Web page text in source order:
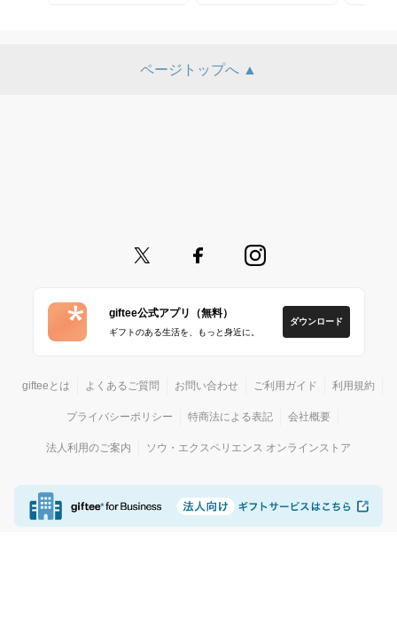
ページトップへ ▲
giftee公式アプリ（無料）
ギフトのある生活を、もっと身近に。
ダウンロード
gifteeとは よくあるご質問 お問い合わせ ご利用ガイド 利用規約
プライバシーポリシー 特商法による表記 会社概要
法人利用のご案内 ソウ・エクスペリエンス オンラインストア